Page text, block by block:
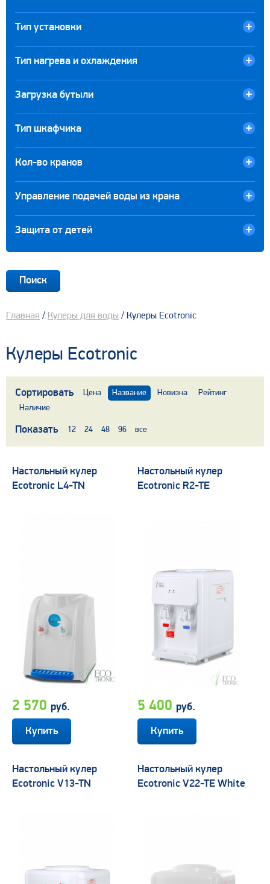
Тип установки
Тип нагрева и охлаждения
Загрузка бутыли
Тип шкафчика
Кол-во кранов
Управление подачей воды из крана
Защита от детей
Главная / Кулеры для воды / Кулеры Ecotronic
Кулеры Ecotronic
Сортировать Цена Название Новизна
Рейтинг
Наличие
Показать 12 24 48 96 все
Настольный кулер
Ecotronic L4-TN
2 570 руб.
Настольный кулер
Ecotronic R2-TE
5 400 руб.
Настольный кулер
Ecotronic V13-TN
Настольный кулер
Ecotronic V22-TE White